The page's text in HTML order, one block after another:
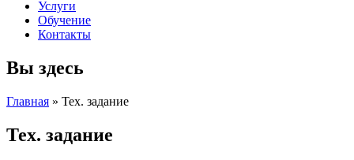
Услуги
Обучение
Контакты
Вы здесь
Главная » Тех. задание
Тех. задание